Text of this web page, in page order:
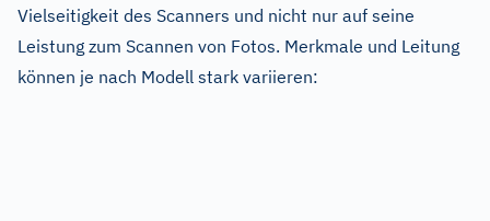
Vielseitigkeit des Scanners und nicht nur auf seine
Leistung zum Scannen von Fotos. Merkmale und Leitung
können je nach Modell stark variieren: